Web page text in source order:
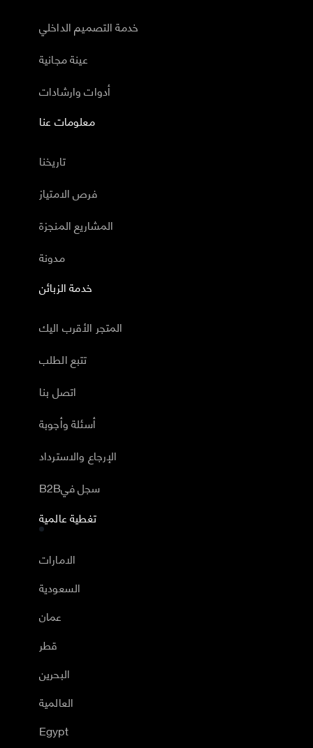
خدمة التصميم الداخلي
عينة مجانية
أدوات وارشادات
معلومات عنا
تاريخنا
فرص الامتياز
المشاريع المنجزة
مدونة
خدمة الزبائن
المتجر الأقرب اليك
تتبع الطلب
اتصل بنا
أسئلة وأجوبة
الإرجاع والاسترداد
B2Bسجل في
تغطية عالمية
الامارات
السعودية
عمان
قطر
البحرين
العالمية
Egypt